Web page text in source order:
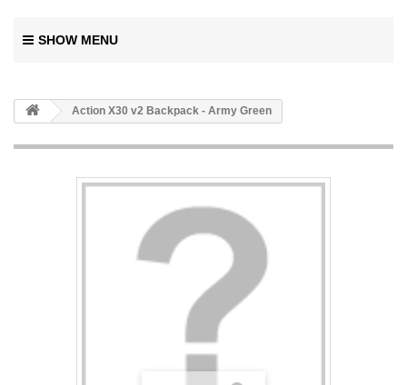
SHOW MENU
Action X30 v2 Backpack - Army Green